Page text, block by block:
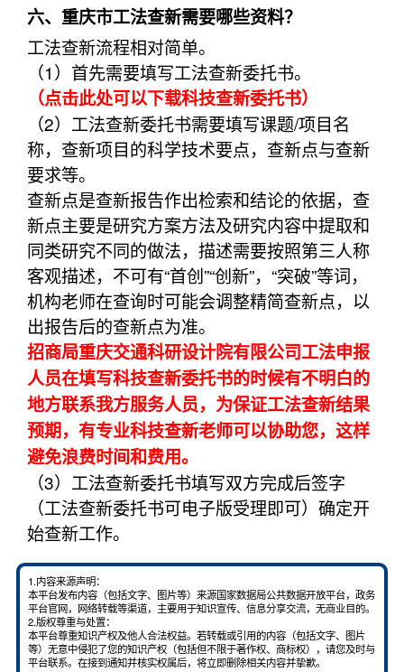
六、重庆市工法查新需要哪些资料？
工法查新流程相对简单。
（1）首先需要填写工法查新委托书。
（点击此处可以下载科技查新委托书）
（2）工法查新委托书需要填写课题/项目名
称，查新项目的科学技术要点，查新点与查新
要求等。
查新点是查新报告作出检索和结论的依据，查
新点主要是研究方案方法及研究内容中提取和
同类研究不同的做法，描述需要按照第三人称
客观描述，不可有“首创”“创新”，“突破”等词，
机构老师在查询时可能会调整精简查新点，以
出报告后的查新点为准。
招商局重庆交通科研设计院有限公司工法申报
人员在填写科技查新委托书的时候有不明白的
地方联系我方服务人员，为保证工法查新结果
预期，有专业科技查新老师可以协助您，这样
避免浪费时间和费用。
（3）工法查新委托书填写双方完成后签字
（工法查新委托书可电子版受理即可）确定开
始查新工作。
1.内容来源声明：
本平台发布内容（包括文字、图片等）来源国家数据局公共数据开放平台，政务
平台官网，网络转载等渠道，主要用于知识宣传、信息分享交流，无商业目的。
2.版权尊重与处置：
本平台尊重知识产权及他人合法权益。若转载或引用的内容（包括文字、图片
等）无意中侵犯了您的知识产权（包括但不限于著作权、商标权），请您及时与
平台联系。在接到通知并核实权属后，将立即删除相关内容并挚歉。